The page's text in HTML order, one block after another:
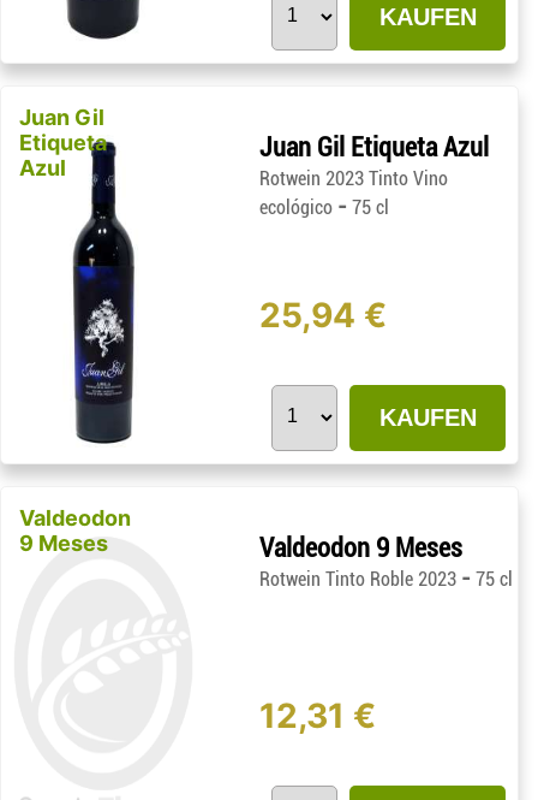
KAUFEN
Juan Gil
Etiqueta
Azul
Juan Gil Etiqueta Azul
Rotwein 2023 Tinto Vino
ecológico -75 cl
25,94 €
KAUFEN
Valdeodon
9 Meses
Valdeodon 9 Meses
Rotwein Tinto Roble 2023 -75 cl
12,31 €